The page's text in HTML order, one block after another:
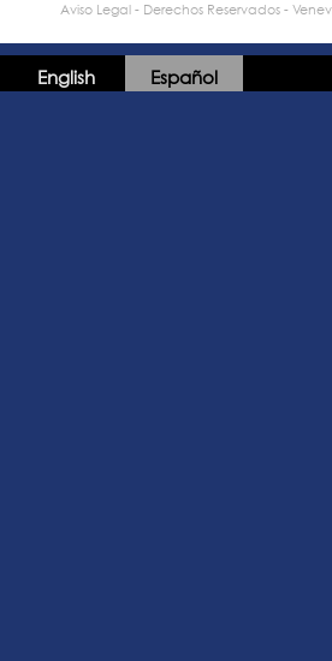
English Español
Aviso Legal - Derechos Reservados -